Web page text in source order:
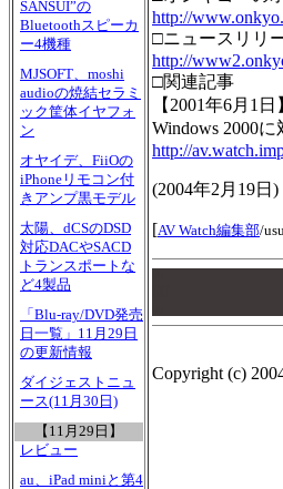
SANSUI”の
Bluetoothスピーカ
ー4機種
MJSOFT、moshi
audioの焼結セラミ
ック筐体イヤフォ
ン
オヤイデ、FiiOの
iPhoneリモコン付
きアンプ黒モデル
太陽、dCSのDSD
対応DACやSACD
トランスポートな
ど4製品
「Blu-ray/DVD発売
日一覧」11月29日
の更新情報
ダイジェストニュ
ース(11月30日)
【11月29日】
レビュー
au、iPad miniと第4
http://
□ニュースリリ
http://
□関連記事
【2001年6月1
Windows 2000に
http://
(2004年2月19日 )
[AV Watch編集部/
Copyright (c)